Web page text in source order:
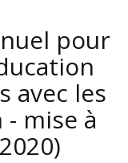
pour
avec les
mise à